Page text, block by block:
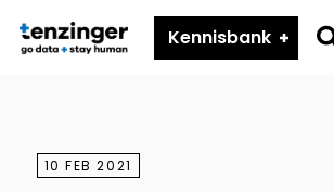
Tenzinger
Kennisbank
10 FEB 2021